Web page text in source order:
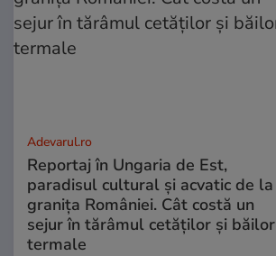
Adevarul.ro
Reportaj în Ungaria de Est,
paradisul cultural și acvatic de la
granița României. Cât costă un
sejur în tărâmul cetăților și băilor
termale